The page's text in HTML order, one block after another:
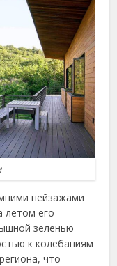
пейзажами
летом его
зеленью
к колебаниям
что